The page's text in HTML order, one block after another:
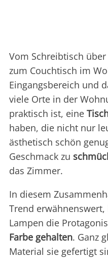
Vom Schreibtisch
zum Couchtisch im
Eingangsbereich und
viele Orte in der
praktisch ist, eine
haben, die nicht nur
ästhetisch schön
Geschmack zu
das Zimmer.
In diesem
Trend erwähnenswert,
Lampen die
Farbe gehalten. Ganz
Material sie gefertigt